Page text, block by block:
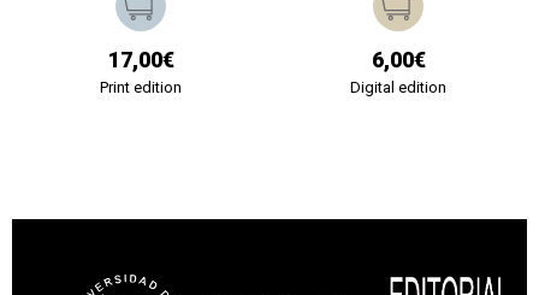
17,00€
Print edition
6,00€
Digital edition